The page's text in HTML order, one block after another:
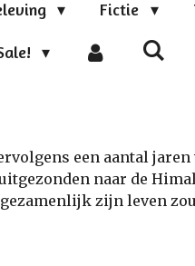
Fictie
een aantal
naar de
zijn leven